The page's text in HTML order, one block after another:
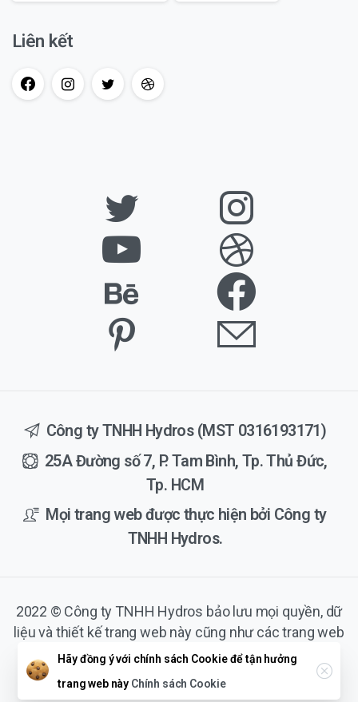
Liên kết
Công ty TNHH Hydros (MST 0316193171)
25A Đường số 7, P. Tam Bình, Tp. Thủ Đức,
Tp. HCM
Mọi trang web được thực hiện bởi Công ty
TNHH Hydros.
2022 © Công ty TNHH Hydros bảo lưu mọi quyền, dữ
liệu và thiết kế trang web này cũng như các trang web
thành viên.
Hãy đồng ý với chính sách Cookie để tận hưởng
trang web này Chính sách Cookie
Close